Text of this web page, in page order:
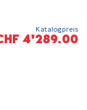
Katalogpreis
4'289.00